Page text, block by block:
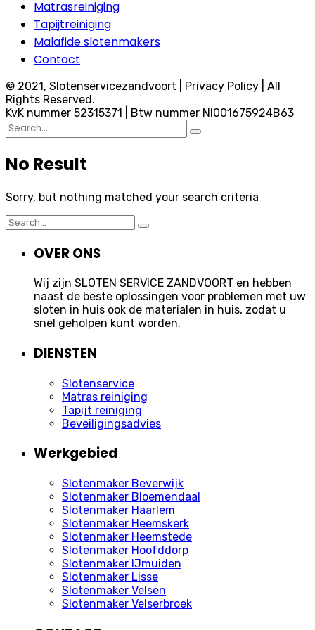
Matrasreiniging
Tapijtreiniging
Malafide slotenmakers
Contact
© 2021, Slotenservicezandvoort | Privacy Policy | All
Rights Reserved.
KvK nummer 52315371 | Btw nummer Nl001675924B63
Search
for:
No Result
Sorry, but nothing matched your search criteria
Search
for:
OVER ONS
Wij zijn SLOTEN SERVICE ZANDVOORT en hebben
naast de beste oplossingen voor problemen met uw
sloten in huis ook de materialen in huis, zodat u
snel geholpen kunt worden.
DIENSTEN
Slotenservice
Matras reiniging
Tapijt reiniging
Beveiligingsadvies
Werkgebied
Slotenmaker Beverwijk
Slotenmaker Bloemendaal
Slotenmaker Haarlem
Slotenmaker Heemskerk
Slotenmaker Heemstede
Slotenmaker Hoofddorp
Slotenmaker IJmuiden
Slotenmaker Lisse
Slotenmaker Velsen
Slotenmaker Velserbroek